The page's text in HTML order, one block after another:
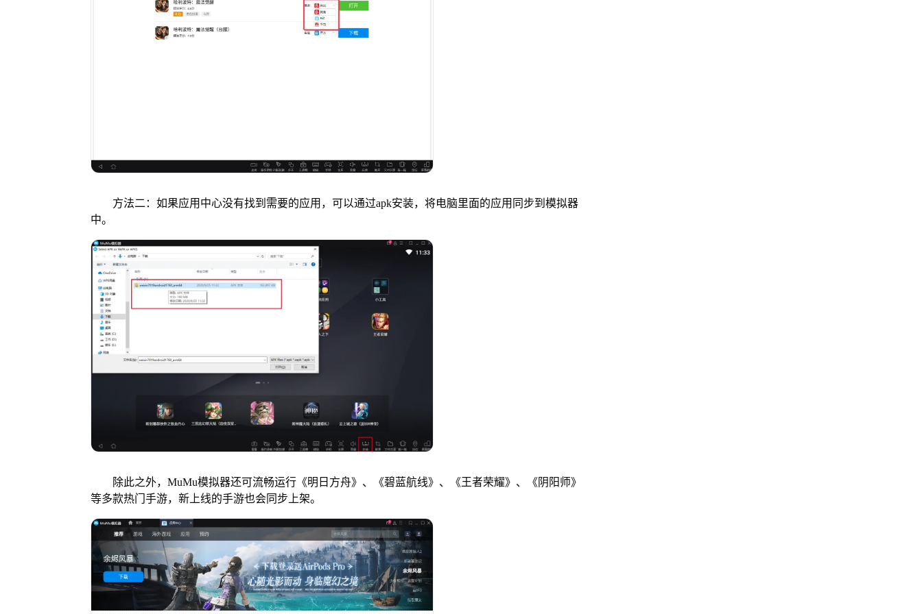
方法二：如果应用中心没有找到需要的应用，可以通过apk安装，将电脑里面的应用同步到模拟器
中。
除此之外，MuMu模拟器还可流畅运行《明日方舟》、《碧蓝航线》、《王者荣耀》、《阴阳师》
等多款热门手游，新上线的手游也会同步上架。